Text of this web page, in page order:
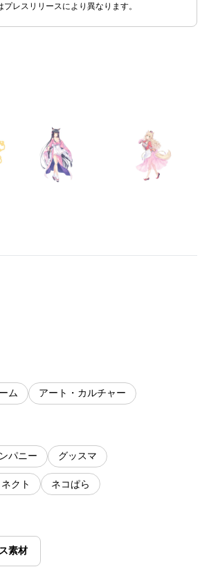
レスリリースにより異なります。
ム アート・カルチャー
パニー グッスマ
クト ネコぱら
素材